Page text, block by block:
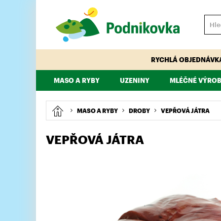
RYCHLÁ
MASO A RYBY
VEPŘOVÉ HOVĚZÍ TELECÍ KUŘECÍ,
UZENINY
PÁRKY, KLOBÁSY, ŠPEKÁČKY
MLÉČNÉ
MAJONÉZY,
MASO A RYBY DROBY VEPŘOVÁ JÁTRA
VEPŘOVÁ JÁTRA